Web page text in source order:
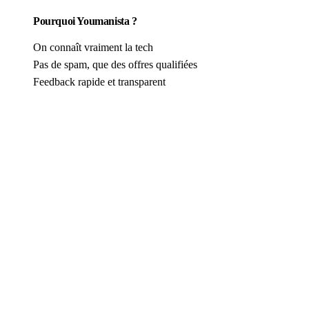
Pourquoi Youmanista ?
On connaît vraiment la tech
Pas de spam, que des offres qualifiées
Feedback rapide et transparent